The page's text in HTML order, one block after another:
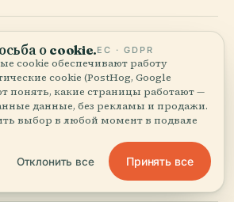
Official Site, 2025
Piwnica pod Baranami, 2025
о cookie.ЕС · GDPR
cookie обеспечивают работу
cookie (PostHog, Google
понять, какие страницы работают —
данные, без рекламы и продажи.
выбор в любой момент в подвале
Отклонить все Принять все